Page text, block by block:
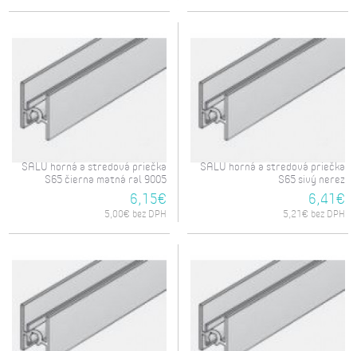
SALU horná a stredová priečka
S65 čierna matná ral 9005
6,15€
5,00€ bez DPH
SALU horná a stredová priečka
S65 sivý nerez
6,41€
5,21€ bez DPH